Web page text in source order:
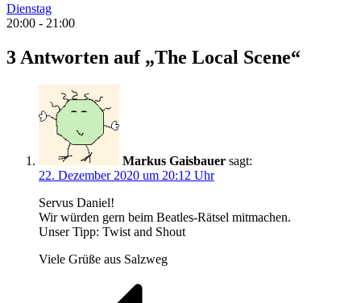
Dienstag
20:00 - 21:00
3 Antworten auf „The Local Scene“
Markus Gaisbauer sagt:
22. Dezember 2020 um 20:12 Uhr
Servus Daniel!
Wir würden gern beim Beatles-Rätsel mitmachen.
Unser Tipp: Twist and Shout
Viele Grüße aus Salzweg